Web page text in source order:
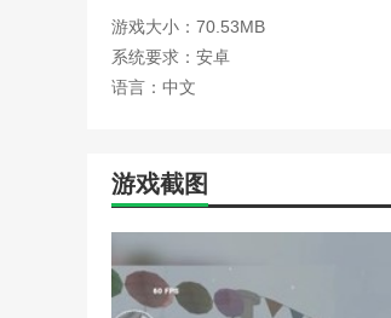
3.不要被眼前的恐惧吓倒。只有
4.及时提高武器的威力和效率，
1.地图面积大，让你自由探索，
3.在移动过程中，雪人会一直追
4.丰富的游戏关卡融入了众多恐
游戏大小：70.53MB
系统要求：安卓
语言：中文
游戏截图